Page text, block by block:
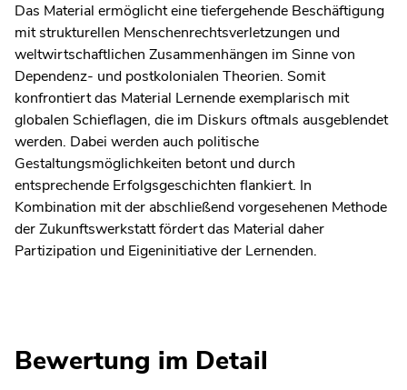
Das Material ermöglicht eine tiefergehende Beschäftigung
mit strukturellen Menschenrechtsverletzungen und
weltwirtschaftlichen Zusammenhängen im Sinne von
Dependenz- und postkolonialen Theorien. Somit
konfrontiert das Material Lernende exemplarisch mit
globalen Schieflagen, die im Diskurs oftmals ausgeblendet
werden. Dabei werden auch politische
Gestaltungsmöglichkeiten betont und durch
entsprechende Erfolgsgeschichten flankiert. In
Kombination mit der abschließend vorgesehenen Methode
der Zukunftswerkstatt fördert das Material daher
Partizipation und Eigeninitiative der Lernenden.
Bewertung im Detail